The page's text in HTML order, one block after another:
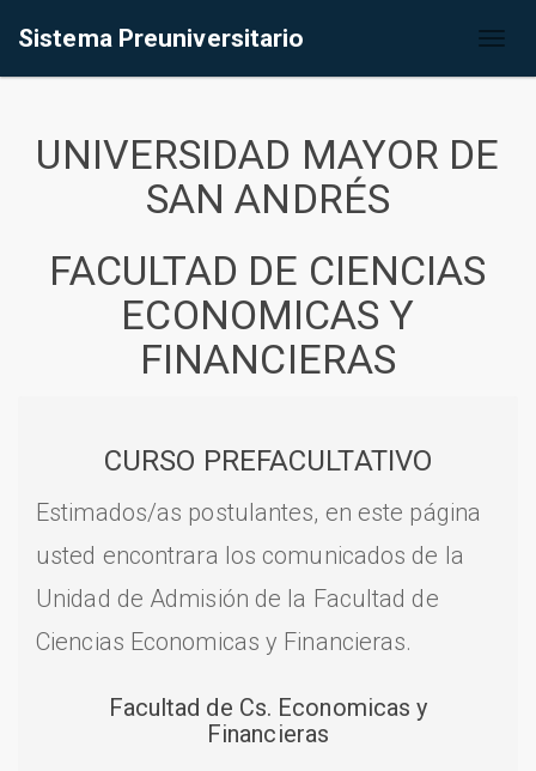
Sistema Preuniversitario
UNIVERSIDAD MAYOR DE
SAN ANDRÉS
FACULTAD DE CIENCIAS
ECONOMICAS Y
FINANCIERAS
CURSO PREFACULTATIVO
Estimados/as postulantes, en este página
usted encontrara los comunicados de la
Unidad de Admisión de la Facultad de
Ciencias Economicas y Financieras.
Facultad de Cs. Economicas y
Financieras